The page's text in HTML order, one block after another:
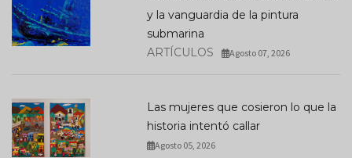
y la vanguardia de la pintura
submarina
ARTÍCULOS
Agosto 07, 2026
Las mujeres que cosieron lo que la
historia intentó callar
Agosto 05, 2026